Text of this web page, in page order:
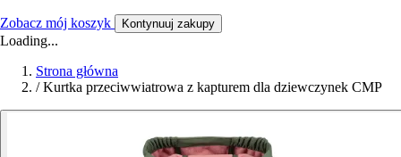
Zobacz mój koszyk Kontynuuj zakupy
Loading...
Strona główna
/ Kurtka przeciwwiatrowa z kapturem dla dziewczynek CMP